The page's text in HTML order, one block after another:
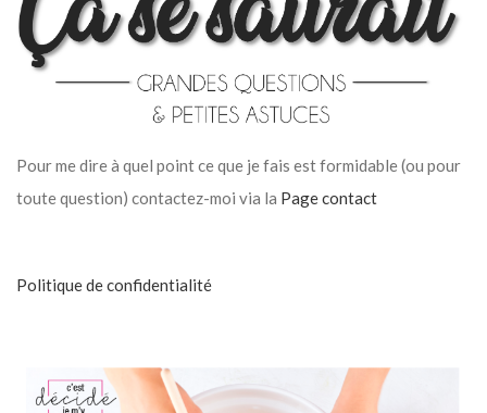
Pour me dire à quel point ce que je fais est formidable (ou pour
toute question) contactez-moi via la Page contact
Politique de confidentialité